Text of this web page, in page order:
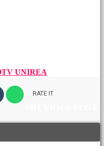
UNIREA
RATE IT